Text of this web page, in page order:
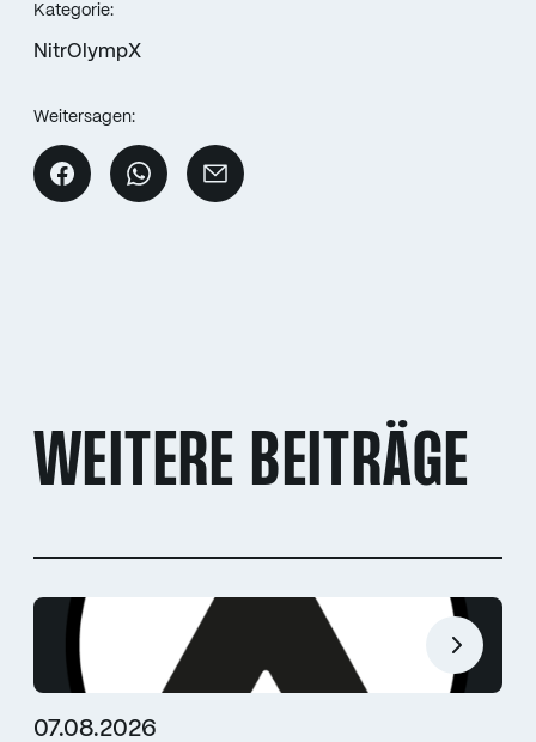
Kategorie:
NitrOlympX
Weitersagen:
WEITERE BEITRÄGE
07.08.2026